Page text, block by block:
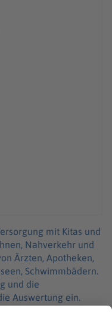
mit Kitas und
Nahverkehr und
Ärzten, Apotheken,
Schwimmbädern.
und die
Auswertung ein.